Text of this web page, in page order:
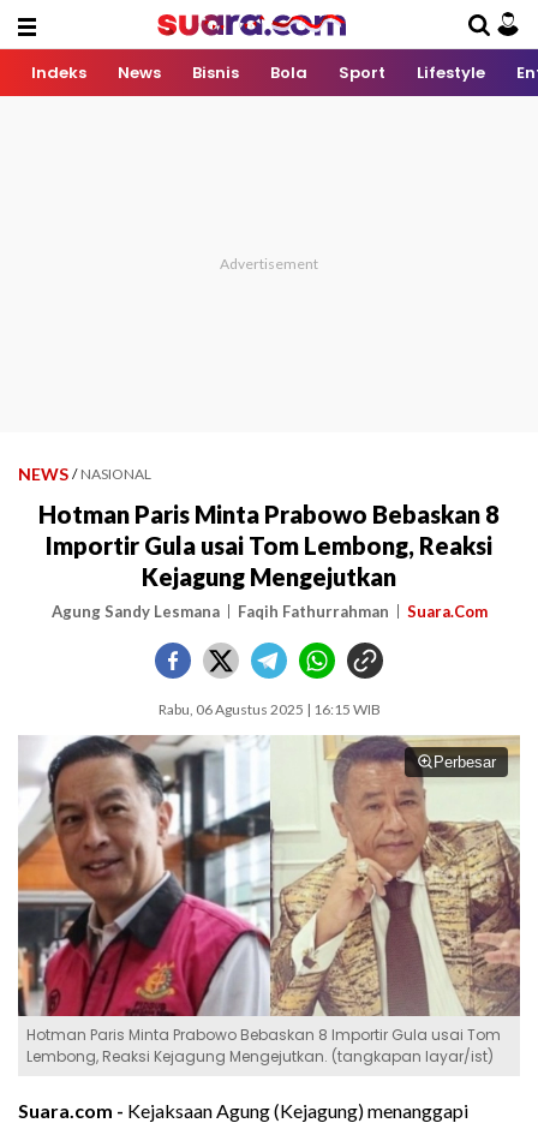
Indeks News Bisnis Bola Sport Lifestyle
NEWS / NASIONAL
Hotman Paris Minta Prabowo Bebaskan 8
Importir Gula usai Tom Lembong, Reaksi
Kejagung Mengejutkan
Agung Sandy Lesmana Faqih Fathurrahman Suara.Com
Rabu, 06 Agustus 2025 | 16:15 WIB
Perbesar
Hotman Paris Minta Prabowo Bebaskan 8 Importir Gula usai Tom
Lembong, Reaksi Kejagung Mengejutkan. (tangkapan layar/ist)
Suara.com - Kejaksaan Agung (Kejagung) menanggapi